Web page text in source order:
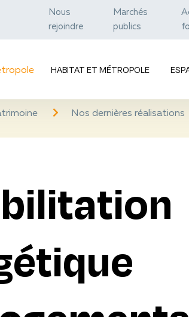
Nous
rejoindre
Marchés
publics
HABITAT ET MÉTROPOLE
Nos dernières réalisations